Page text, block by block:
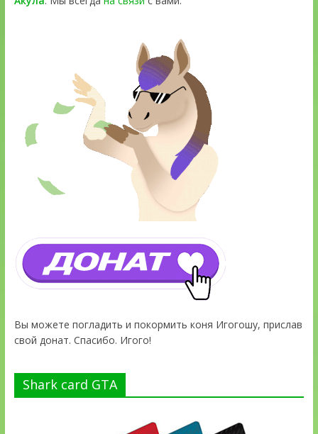
Вы можете погладить и покормить коня Игогошу, прислав
свой донат. Спасибо. Игого!
Shark card GTA